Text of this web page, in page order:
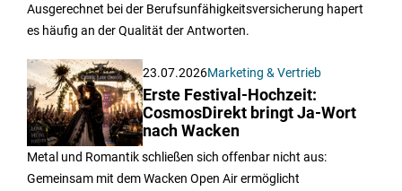
Ausgerechnet bei der Berufsunfähigkeitsversicherung hapert
es häufig an der Qualität der Antworten.
23.07.2026Marketing & Vertrieb
Erste Festival-Hochzeit:
CosmosDirekt bringt Ja-Wort
nach Wacken
Metal und Romantik schließen sich offenbar nicht aus:
Gemeinsam mit dem Wacken Open Air ermöglicht